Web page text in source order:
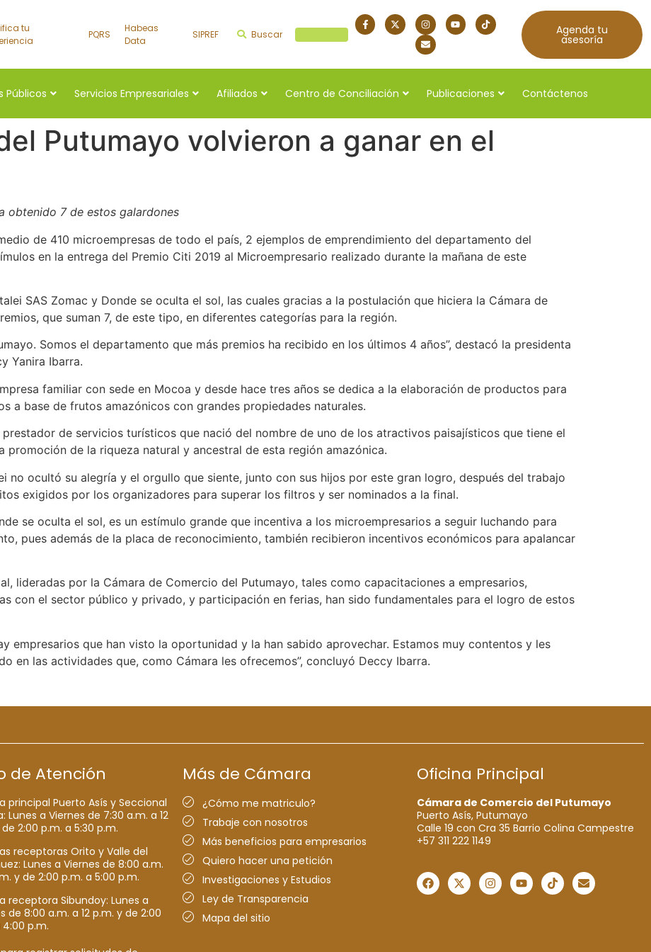
tu
PQRS
Habeas
Data
SIPREF Buscar Agenda tu
asesoría
Públicos Servicios Empresariales Afiliados Centro de Conciliación Publicaciones Contáctenos
Putumayo volvieron a ganar en el
obtenido 7 de estos galardones
de 410 microempresas de todo el país, 2 ejemplos de emprendimiento del departamento del
en la entrega del Premio Citi 2019 al Microempresario realizado durante la mañana de este
SAS Zomac y Donde se oculta el sol, las cuales gracias a la postulación que hiciera la Cámara de
que suman 7, de este tipo, en diferentes categorías para la región.
Somos el departamento que más premios ha recibido en los últimos 4 años”, destacó la presidenta
Yanira Ibarra.
familiar con sede en Mocoa y desde hace tres años se dedica a la elaboración de productos para
a base de frutos amazónicos con grandes propiedades naturales.
de servicios turísticos que nació del nombre de uno de los atractivos paisajísticos que tiene el
promoción de la riqueza natural y ancestral de esta región amazónica.
no ocultó su alegría y el orgullo que siente, junto con sus hijos por este gran logro, después del trabajo
exigidos por los organizadores para superar los filtros y ser nominados a la final.
se oculta el sol, es un estímulo grande que incentiva a los microempresarios a seguir luchando para
pues además de la placa de reconocimiento, también recibieron incentivos económicos para apalancar
lideradas por la Cámara de Comercio del Putumayo, tales como capacitaciones a empresarios,
con el sector público y privado, y participación en ferias, han sido fundamentales para el logro de estos
empresarios que han visto la oportunidad y la han sabido aprovechar. Estamos muy contentos y les
en las actividades que, como Cámara les ofrecemos”, concluyó Deccy Ibarra.
de Atención
principal Puerto Asís y Seccional
Lunes a Viernes de 7:30 a.m. a 12
2:00 p.m. a 5:30 p.m.
receptoras Orito y Valle del
Lunes a Viernes de 8:00 a.m.
y de 2:00 p.m. a 5:00 p.m.
receptora Sibundoy: Lunes a
de 8:00 a.m. a 12 p.m. y de 2:00
p.m.
Más de Cámara
¿Cómo me matriculo?
Trabaje con nosotros
Más beneficios para empresarios
Quiero hacer una petición
Investigaciones y Estudios
Ley de Transparencia
Mapa del sitio
Oficina Principal
Cámara de Comercio del Putumayo
Puerto Asís, Putumayo
Calle 19 con Cra 35 Barrio Colina Campestre
+57 311 222 1149